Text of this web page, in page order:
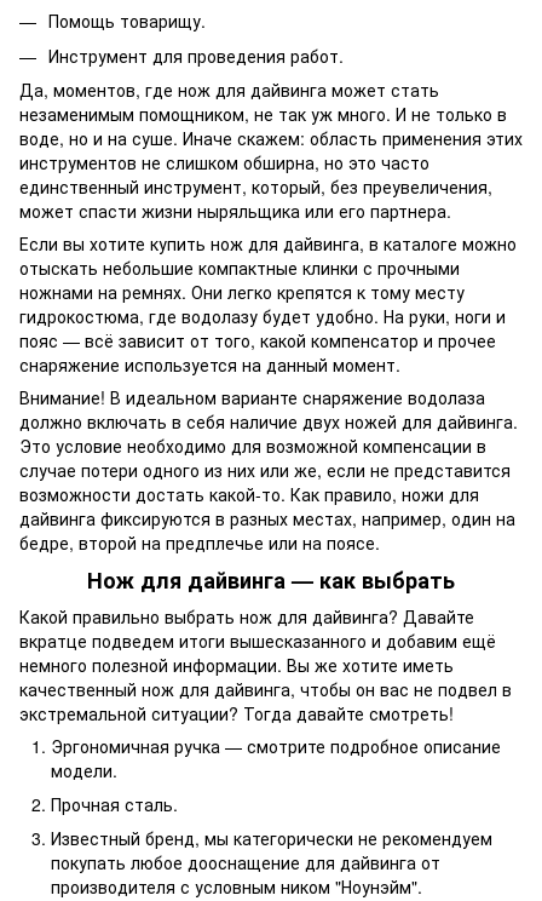
Помощь товарищу.
Инструмент для проведения работ.
Да, моментов, где нож для дайвинга может стать
незаменимым помощником, не так уж много. И не только в
воде, но и на суше. Иначе скажем: область применения этих
инструментов не слишком обширна, но это часто
единственный инструмент, который, без преувеличения,
может спасти жизни ныряльщика или его партнера.
Если вы хотите купить нож для дайвинга, в каталоге можно
отыскать небольшие компактные клинки с прочными
ножнами на ремнях. Они легко крепятся к тому месту
гидрокостюма, где водолазу будет удобно. На руки, ноги и
пояс — всё зависит от того, какой компенсатор и прочее
снаряжение используется на данный момент.
Внимание! В идеальном варианте снаряжение водолаза
должно включать в себя наличие двух ножей для дайвинга.
Это условие необходимо для возможной компенсации в
случае потери одного из них или же, если не представится
возможности достать какой-то. Как правило, ножи для
дайвинга фиксируются в разных местах, например, один на
бедре, второй на предплечье или на поясе.
Нож для дайвинга — как выбрать
Какой правильно выбрать нож для дайвинга? Давайте
вкратце подведем итоги вышесказанного и добавим ещё
немного полезной информации. Вы же хотите иметь
качественный нож для дайвинга, чтобы он вас не подвел в
экстремальной ситуации? Тогда давайте смотреть!
Эргономичная ручка — смотрите подробное описание
модели.
Прочная сталь.
Известный бренд, мы категорически не рекомендуем
покупать любое дооснащение для дайвинга от
производителя с условным ником "Ноунэйм".